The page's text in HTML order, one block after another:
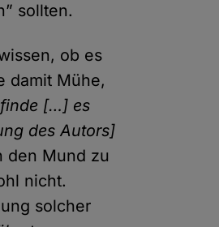
sollten.
ob es
damit Mühe,
[…] es
des Autors]
den Mund zu
nicht.
solcher